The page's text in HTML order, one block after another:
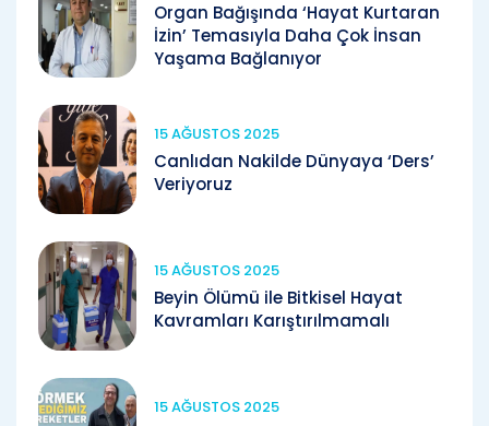
Organ Bağışında ‘Hayat Kurtaran
İzin’ Temasıyla Daha Çok İnsan
Yaşama Bağlanıyor
15 AĞUSTOS 2025
Canlıdan Nakilde Dünyaya ‘Ders’
Veriyoruz
15 AĞUSTOS 2025
Beyin Ölümü ile Bitkisel Hayat
Kavramları Karıştırılmamalı
15 AĞUSTOS 2025